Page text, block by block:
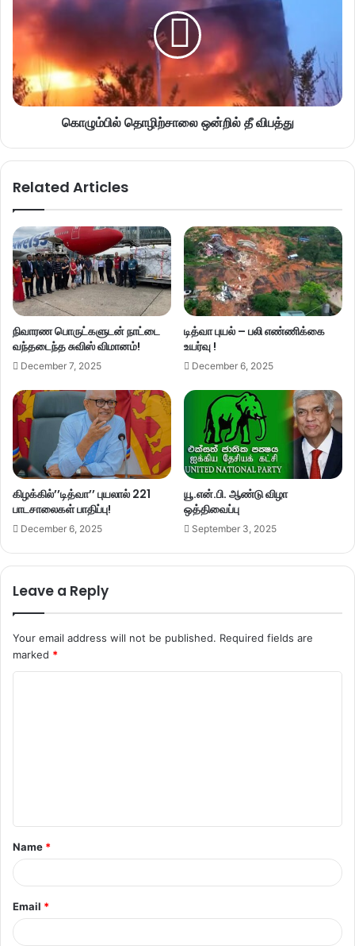
கொழும்பில் தொழிற்சாலை ஒன்றில் தீ விபத்து
Related Articles
நிவாரண பொருட்களுடன் நாட்டை
வந்தடைந்த சுவிஸ் விமானம்!
December 7, 2025
டித்வா புயல் – பலி எண்ணிக்கை
உயர்வு !
December 6, 2025
கிழக்கில்’’டித்வா’’ புயலால் 221
பாடசாலைகள் பாதிப்பு!
December 6, 2025
யூ.என்.பி. ஆண்டு விழா
ஒத்திவைப்பு
September 3, 2025
Leave a Reply
Your email address will not be published. Required fields are
marked *
t
*
Name *
Email *